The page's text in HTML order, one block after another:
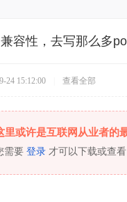
容性，去写那么多
24 15:12:00 查看全部
里或许是互联网从业者的
需要 登录 才可以下载或查